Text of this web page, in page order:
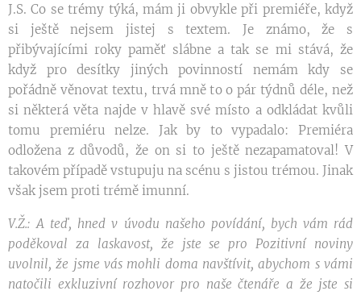
J.S. Co se trémy týká, mám ji obvykle při premiéře, když
si ještě nejsem jistej s textem. Je známo, že s
přibývajícími roky paměť slábne a tak se mi stává, že
když pro desítky jiných povinností nemám kdy se
pořádně věnovat textu, trvá mně to o pár týdnů déle, než
si některá věta najde v hlavě své místo a odkládat kvůli
tomu premiéru nelze. Jak by to vypadalo: Premiéra
odložena z důvodů, že on si to ještě nezapamatoval! V
takovém případě vstupuju na scénu s jistou trémou. Jinak
však jsem proti trémě imunní.
V.Ž.: A teď, hned v úvodu našeho povídání, bych vám rád
poděkoval za laskavost, že jste se pro Pozitivní noviny
uvolnil, že jsme vás mohli doma navštívit, abychom s vámi
natočili exkluzivní rozhovor pro naše čtenáře a že jste si